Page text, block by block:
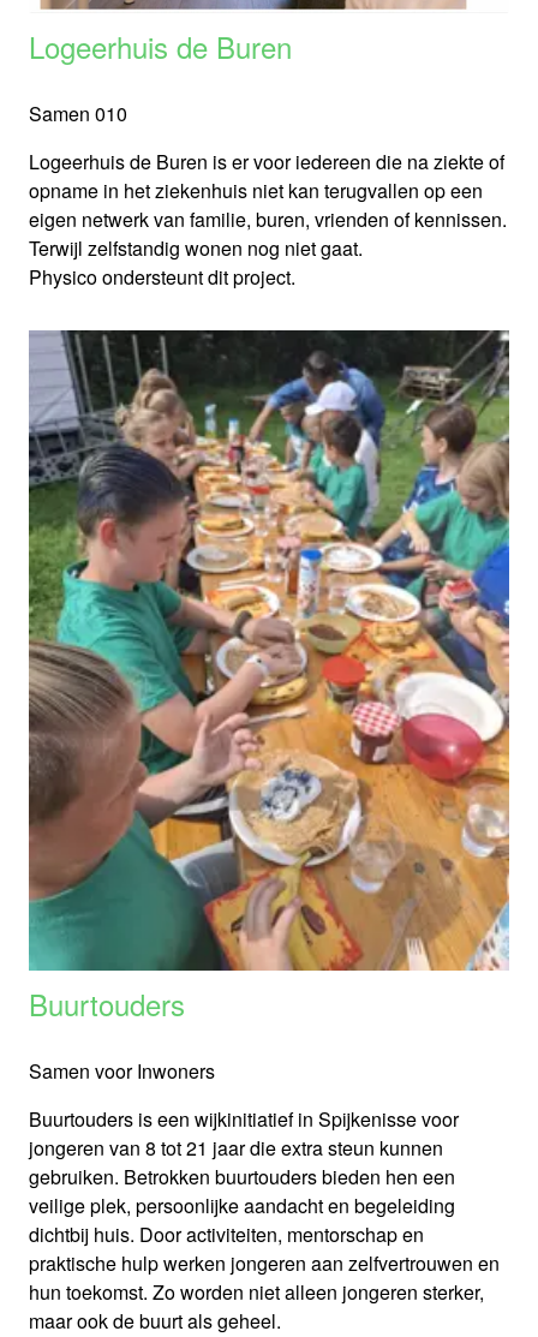
Logeerhuis de Buren
Samen 010
Logeerhuis de Buren is er voor iedereen die na ziekte of
opname in het ziekenhuis niet kan terugvallen op een
eigen netwerk van familie, buren, vrienden of kennissen.
Terwijl zelfstandig wonen nog niet gaat.
Physico ondersteunt dit project.
Buurtouders
Samen voor Inwoners
Buurtouders is een wijkinitiatief in Spijkenisse voor
jongeren van 8 tot 21 jaar die extra steun kunnen
gebruiken. Betrokken buurtouders bieden hen een
veilige plek, persoonlijke aandacht en begeleiding
dichtbij huis. Door activiteiten, mentorschap en
praktische hulp werken jongeren aan zelfvertrouwen en
hun toekomst. Zo worden niet alleen jongeren sterker,
maar ook de buurt als geheel.